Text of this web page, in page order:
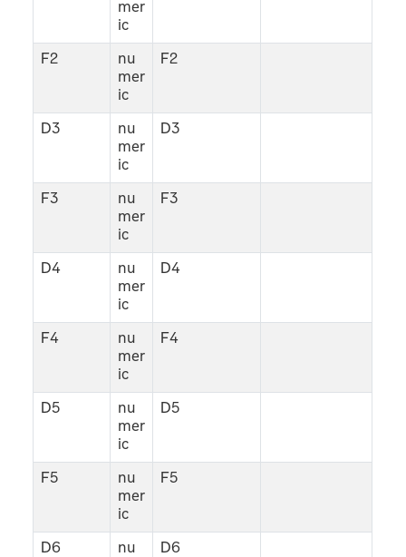
mer
ic
F2
nu
mer
ic
F2
D3
nu
mer
ic
D3
F3
nu
mer
ic
F3
D4
nu
mer
ic
D4
F4
nu
mer
ic
F4
D5
nu
mer
ic
D5
F5
nu
mer
ic
F5
D6
nu
D6